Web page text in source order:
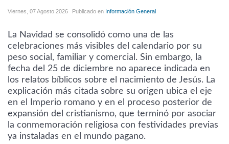
Viernes, 07 Agosto 2026 Publicado en Información General
La Navidad se consolidó como una de las
celebraciones más visibles del calendario por su
peso social, familiar y comercial. Sin embargo, la
fecha del 25 de diciembre no aparece indicada en
los relatos bíblicos sobre el nacimiento de Jesús. La
explicación más citada sobre su origen ubica el eje
en el Imperio romano y en el proceso posterior de
expansión del cristianismo, que terminó por asociar
la conmemoración religiosa con festividades previas
ya instaladas en el mundo pagano.